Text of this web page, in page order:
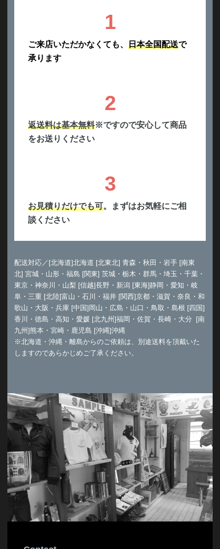
1
ご来店いただかなくても、 日本全国配送で
承ります
2
返送料は基本無料※ですので安心して商品
をお送りください
3
お見積りだけでも可。まずはお気軽にご相
談ください
配送対応／[北海道]北海道 [北東北] 青森・秋田・岩手 [南東
北] 宮城・山形・福島 [関東] 茨城・栃木・群馬・埼玉・千葉・
東京・神奈川・山梨 [信越]長野・新潟 [東海]静岡・愛知・岐
阜・三重 [北陸]富山・石川・福井 [関西]京都・滋賀・奈良・和
歌山・大阪・兵庫 [中国]岡山・広島・山口・鳥取・島根 [四国]
香川・徳島・高知・愛媛 [北九州]福岡・佐賀・長崎・大分 [南
九州]熊本・宮崎・鹿児島 [沖縄]沖縄
※北海道・沖縄・離島からのご依頼は、別途送料を頂戴いた
しますのであらかじめご了承ください。